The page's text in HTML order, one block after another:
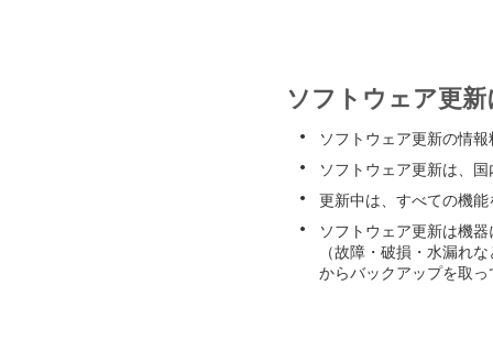
ソフトウェア更
ソフトウェア更新の情
ソフトウェア更新は、
更新中は、すべての機
ソフトウェア更新は機
（故障・破損・水漏れ
からバックアップを取